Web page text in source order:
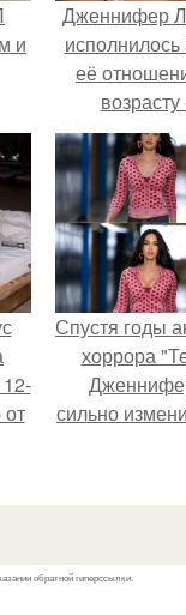
и
Дженнифер
исполнилось
её
возрасту
манифест
говорите,
отлично
для 57.
Спустя годы
хоррора
сильно
кумиров
обратной гиперссылки.